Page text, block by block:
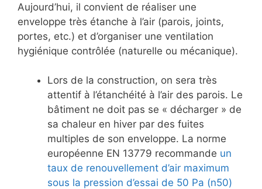
Aujourd’hui, il convient de réaliser une
enveloppe très étanche à l’air (parois, joints,
portes, etc.) et d’organiser une ventilation
hygiénique contrôlée (naturelle ou mécanique).
Lors de la construction, on sera très
attentif à l’étanchéité à l’air des parois. Le
bâtiment ne doit pas se « décharger » de
sa chaleur en hiver par des fuites
multiples de son enveloppe. La norme
européenne EN 13779 recommande un
taux de renouvellement d’air maximum
sous la pression d’essai de 50 Pa (n50)